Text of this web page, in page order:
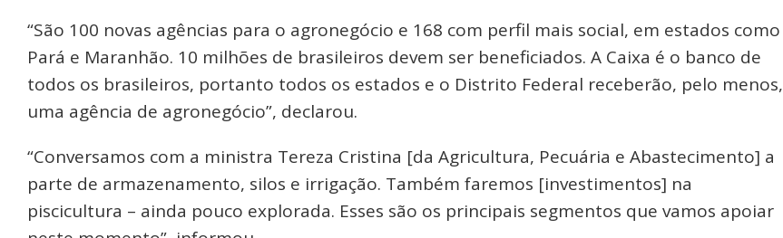
“São 100 novas agências para o agronegócio e 168 com perfil mais social, em estados como
Pará e Maranhão. 10 milhões de brasileiros devem ser beneficiados. A Caixa é o banco de
todos os brasileiros, portanto todos os estados e o Distrito Federal receberão, pelo menos,
uma agência de agronegócio”, declarou.
“Conversamos com a ministra Tereza Cristina [da Agricultura, Pecuária e Abastecimento] a
parte de armazenamento, silos e irrigação. Também faremos [investimentos] na
piscicultura – ainda pouco explorada. Esses são os principais segmentos que vamos apoiar